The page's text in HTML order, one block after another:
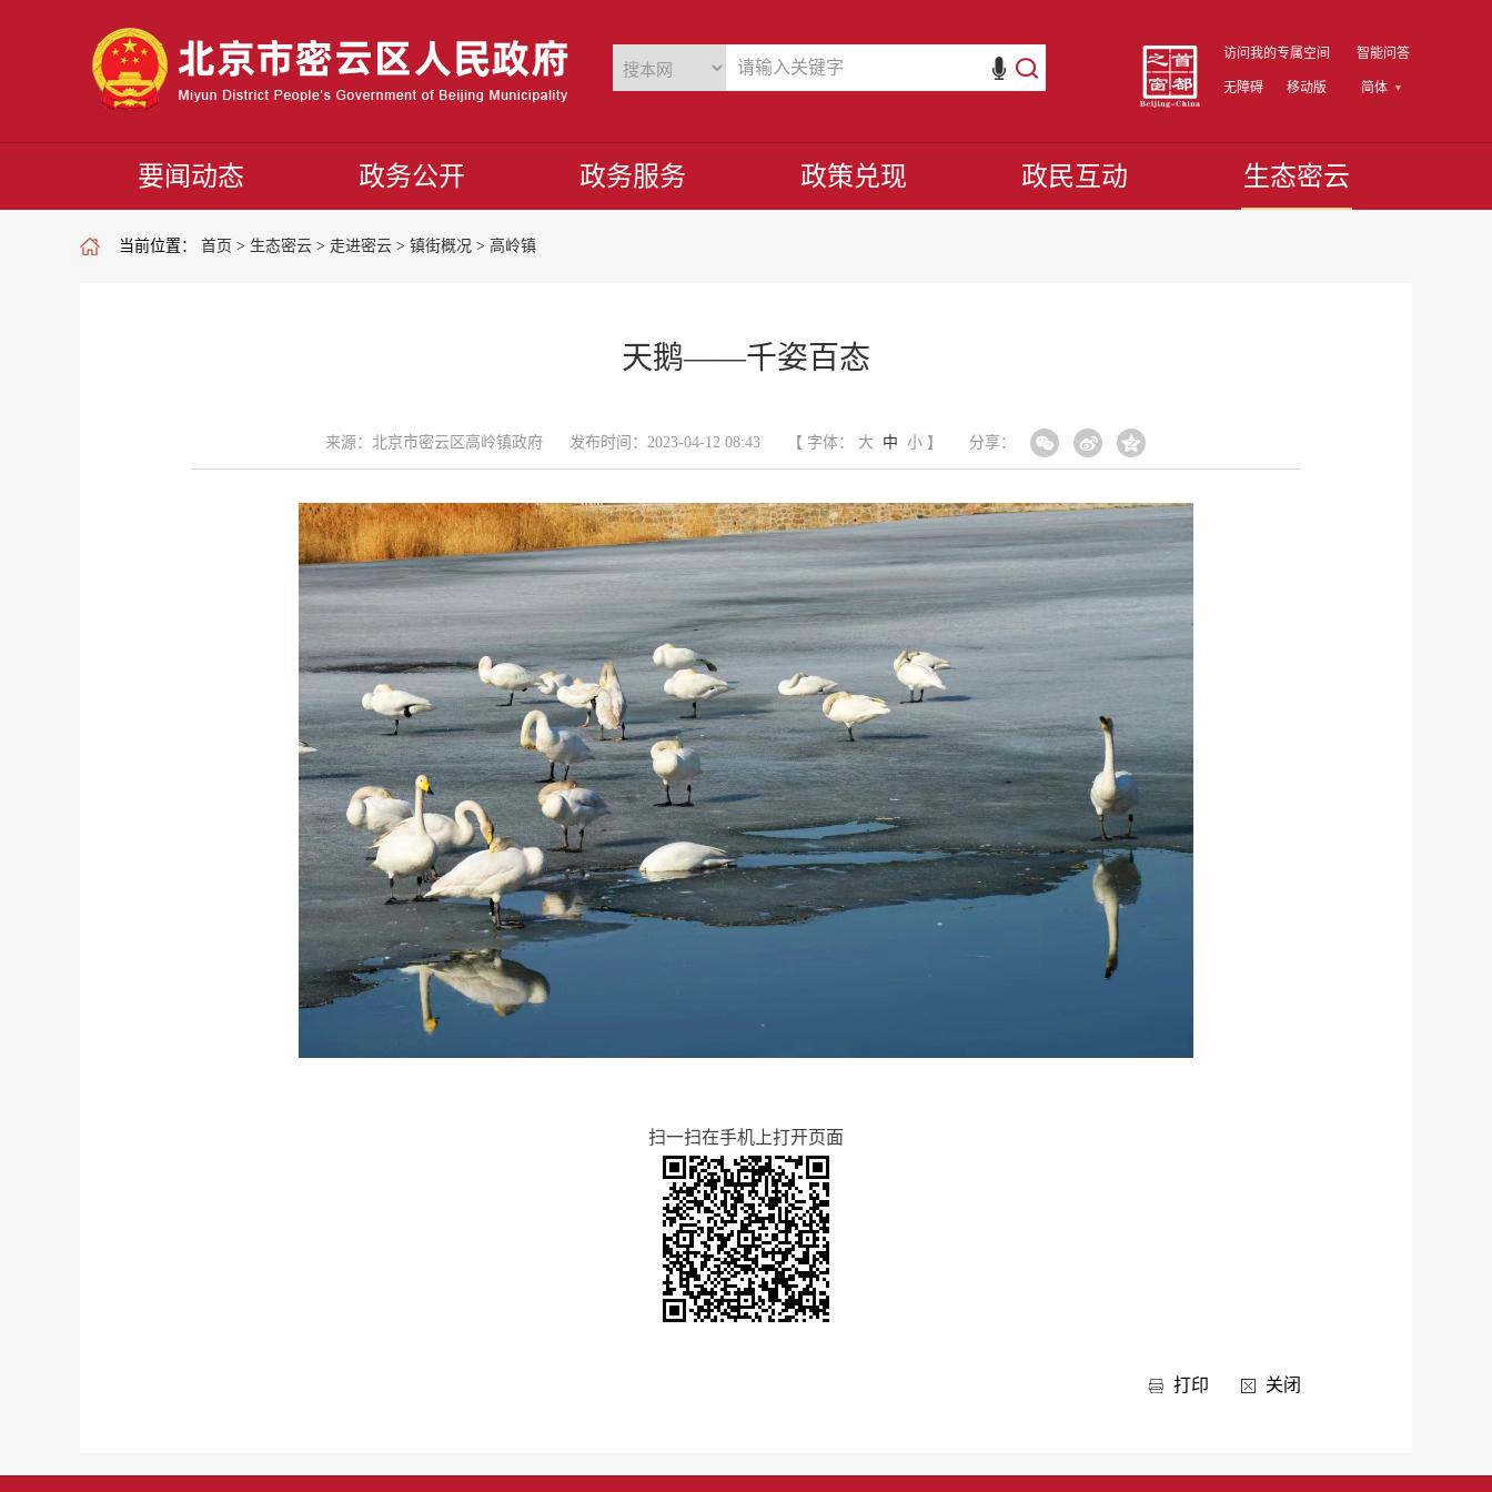
访问我的专属空间 智能问答
无障碍 移动版 简体
要闻动态 政务公开 政务服务 政策兑现 政民互动 生态密云
当前位置： 首页 > 生态密云 > 走进密云 > 镇街概况 > 高岭镇
天鹅——千姿百态
来源：北京市密云区高岭镇政府 发布时间：2023-04-12 08:43 【 字体： 大 中 小】 分享：
扫一扫在手机上打开页面
打印 关闭